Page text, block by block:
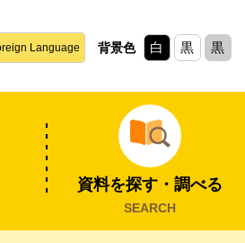
Language 背景色 白 黒 黒
資料を探す・調べる
SEARCH